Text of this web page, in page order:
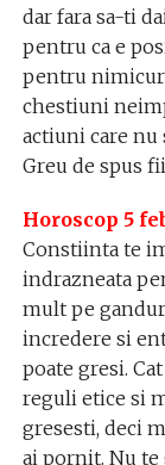
dar fara sa-ti
pentru ca e
pentru
chestiuni
actiuni care nu
Greu de spus
Horoscop 5
Constiinta te
indrazneata
mult pe
incredere si
poate gresi.
reguli etice si
gresesti, deci
ai pornit. Nu